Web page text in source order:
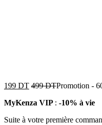
199 DT 499DTPromotion -
MyKenza VIP : -10% à vie
Suite à votre première